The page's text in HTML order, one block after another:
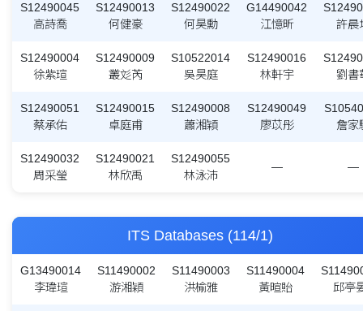
S12490045
高詩喬
S12490013
何健豪
S12490022
何昊勳
G14490042
江憶昕
許晨
S12490004
徐紫瑄
S12490009
叢彣芮
S10522014
吳昊庭
S12490016
林軒宇
劉書
S12490051
蔡承佑
S12490015
卓庭甫
S12490008
蕭湘穎
S12490049
廖苡彤
詹家
S12490032
周采瑩
S12490021
林欣禹
S12490055
林泳沛
— —
ITS Databases (114/1)
G13490014
李瑋瑄
S11490002
游湘穎
S11490003
洪榆雅
S11490004
黃暄貽
邱亭